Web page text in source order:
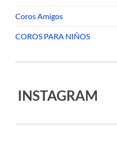
Coros Amigos
COROS PARA NIÑOS
INSTAGRAM